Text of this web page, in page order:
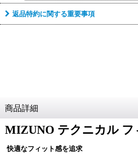
返品特約に関する重要事項
商品詳細
MIZUNO テクニカル
快適なフィット感を追求